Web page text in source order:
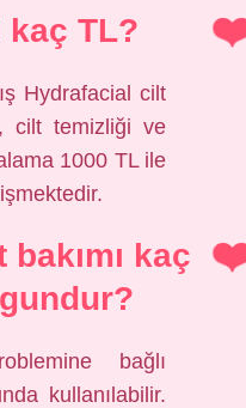
kaç TL?
Hydrafacial cilt
cilt temizliği ve
1000 TL ile
kaç
bağlı
kullanılabilir.